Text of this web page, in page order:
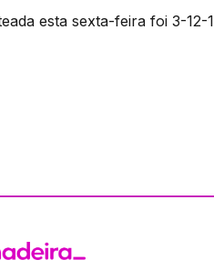
esta sexta-feira foi 3-12-